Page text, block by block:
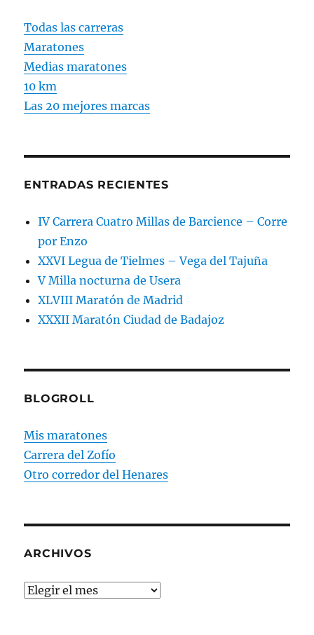
Todas las carreras
Maratones
Medias maratones
10 km
Las 20 mejores marcas
ENTRADAS RECIENTES
IV Carrera Cuatro Millas de Barcience – Corre
por Enzo
XXVI Legua de Tielmes – Vega del Tajuña
V Milla nocturna de Usera
XLVIII Maratón de Madrid
XXXII Maratón Ciudad de Badajoz
BLOGROLL
Mis maratones
Carrera del Zofío
Otro corredor del Henares
ARCHIVOS
Archivos